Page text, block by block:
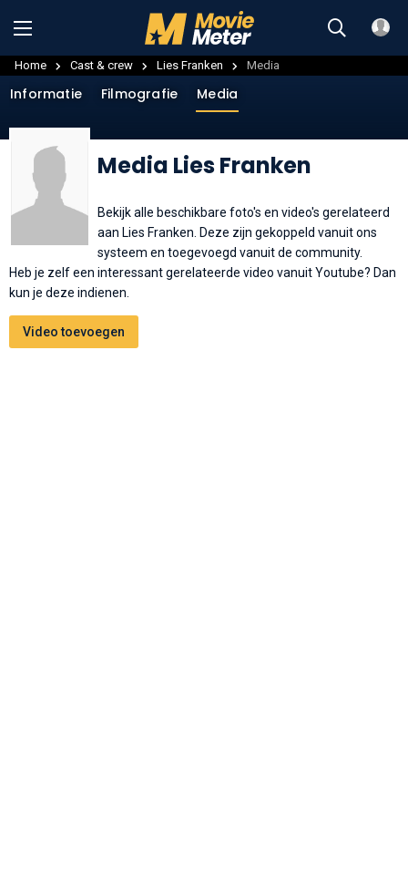
Home Cast & crew Lies Franken Media
Media Lies Franken
Informatie Filmografie Media
Bekijk alle beschikbare foto's en video's gerelateerd
aan Lies Franken. Deze zijn gekoppeld vanuit ons
systeem en toegevoegd vanuit de community.
Heb je zelf een interessant gerelateerde video vanuit Youtube? Dan
kun je deze indienen.
Video toevoegen